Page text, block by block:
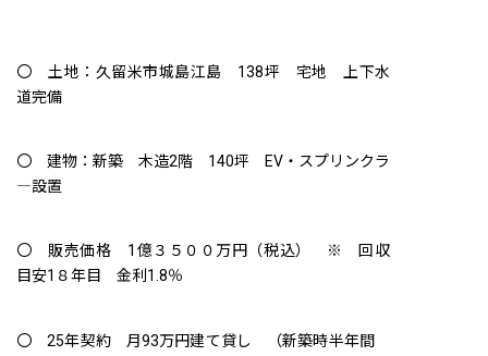
〇 土地：久留米市城島江島 138坪 宅地 上下水
道完備
〇 建物：新築 木造2階 140坪 EV・スプリンクラ
―設置
〇 販売価格 1億３５００万円（税込） ※ 回収
目安1８年目 金利1.8％
〇 25年契約 月93万円建て貸し （新築時半年間